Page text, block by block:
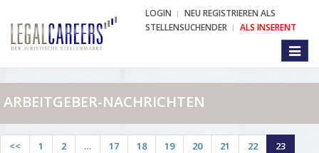
LOGIN
NEU REGISTRIEREN ALS
STELLENSUCHENDER
ALS INSERENT
ARBEITGEBER-NACHRICHTEN
<< 1 2 … 17 18 19 20 21 22
23